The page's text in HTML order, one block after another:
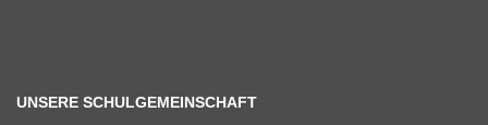
UNSERE SCHULGEMEINSCHAFT